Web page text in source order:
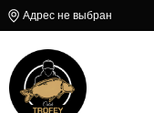
Адрес не выбран